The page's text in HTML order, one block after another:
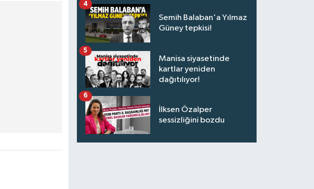
Semih Balaban'a Yılmaz
Güney tepkisi!
4
Manisa siyasetinde
kartlar yeniden
dağıtılıyor!
5
İlksen Özalper
sessizliğini bozdu
6